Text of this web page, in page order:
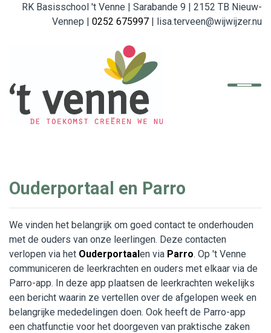
RK Basisschool 't Venne | Sarabande 9 | 2152 TB Nieuw-
Vennep | 0252 675997 | lisa.terveen@wijwijzer.nu
Home
De school
Referenties
Ouders
Beleid en Formulieren
Werken bij WijWijzer
Contact
Ouderportaal en Parro
We vinden het belangrijk om goed contact te onderhouden
met de ouders van onze leerlingen. Deze contacten
verlopen via het Ouderportaalen via Parro. Op 't Venne
communiceren de leerkrachten en ouders met elkaar via de
Parro-app. In deze app plaatsen de leerkrachten wekelijks
een bericht waarin ze vertellen over de afgelopen week en
belangrijke mededelingen doen. Ook heeft de Parro-app
een chatfunctie voor het doorgeven van praktische zaken